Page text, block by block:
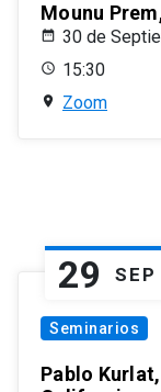
Mounu
30 de
15:30
Zoom
29 SEP
Seminarios
Pablo